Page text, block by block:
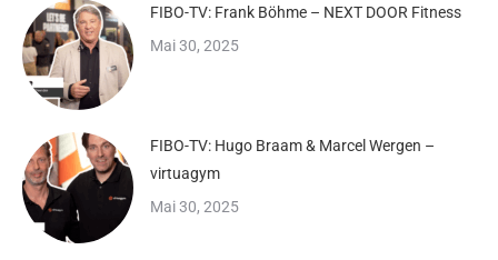
FIBO-TV: Frank Böhme – NEXT DOOR Fitness
Mai 30, 2025
FIBO-TV: Hugo Braam & Marcel Wergen –
virtuagym
Mai 30, 2025